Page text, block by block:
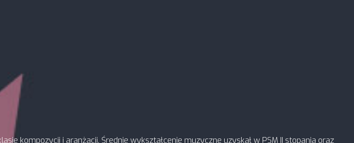
kompozycji i aranżacji. Średnie wykształcenie muzyczne uzyskał w PSM II stopania oraz